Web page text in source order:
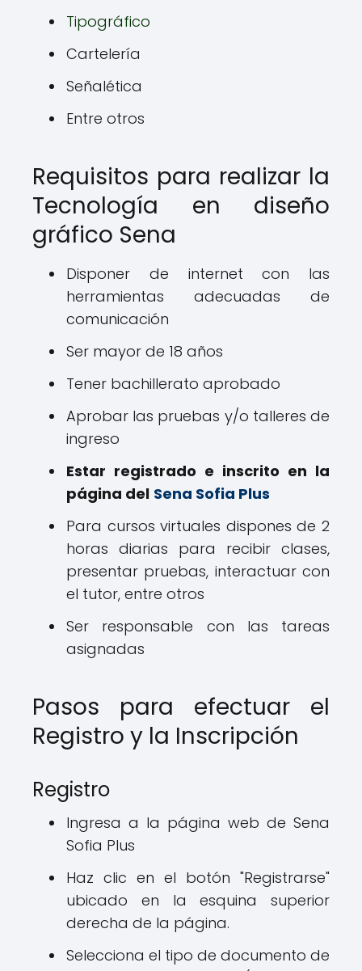
Tipográfico
Cartelería
Señalética
Entre otros
Requisitos para realizar la
Tecnología en diseño
gráfico Sena
Disponer de internet con las
herramientas adecuadas de
comunicación
Ser mayor de 18 años
Tener bachillerato aprobado
Aprobar las pruebas y/o talleres de
ingreso
Estar registrado e inscrito en la
página del Sena Sofia Plus
Para cursos virtuales dispones de 2
horas diarias para recibir clases,
presentar pruebas, interactuar con
el tutor, entre otros
Ser responsable con las tareas
asignadas
Pasos para efectuar el
Registro y la Inscripción
Registro
Ingresa a la página web de Sena
Sofia Plus
Haz clic en el botón "Registrarse"
ubicado en la esquina superior
derecha de la página.
Selecciona el tipo de documento de